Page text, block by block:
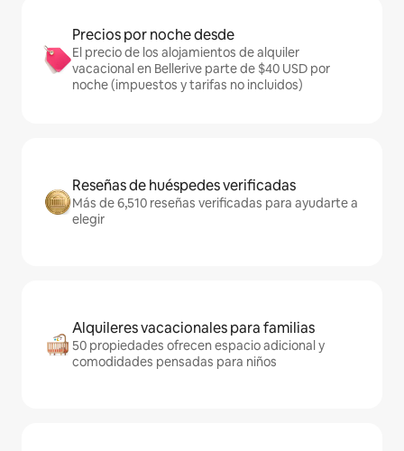
Precios por noche desde
El precio de los alojamientos de alquiler
vacacional en Bellerive parte de $40 USD por
noche (impuestos y tarifas no incluidos)
Reseñas de huéspedes verificadas
Más de 6,510 reseñas verificadas para ayudarte a
elegir
Alquileres vacacionales para familias
50 propiedades ofrecen espacio adicional y
comodidades pensadas para niños